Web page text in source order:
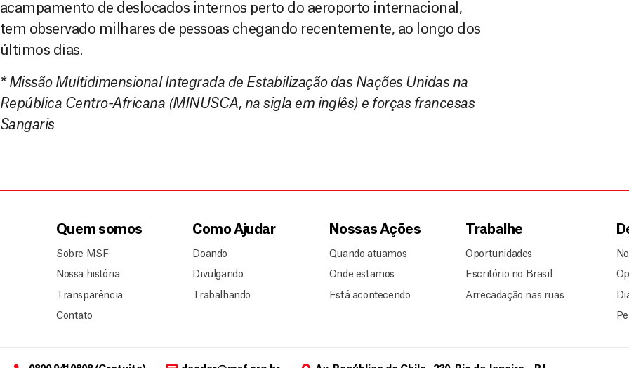
acampamento de deslocados internos perto do aeroporto internacional,
tem observado milhares de pessoas chegando recentemente, ao longo dos
últimos dias.
* Missão Multidimensional Integrada de Estabilização das Nações Unidas na
República Centro-Africana (MINUSCA, na sigla em inglês) e forças francesas
Sangaris
Quem somos
Sobre MSF
Nossa história
Transparência
Contato
Como Ajudar
Doando
Divulgando
Trabalhando
Nossas Ações
Quando atuamos
Onde estamos
Está acontecendo
Trabalhe
Oportunidades
Escritório no Brasil
Arrecadação nas ruas